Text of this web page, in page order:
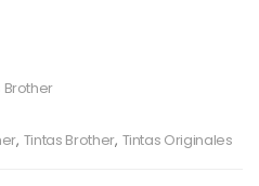
Brother
, Tintas Brother, Tintas Originales